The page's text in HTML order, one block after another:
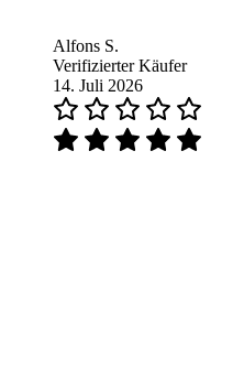
Alfons S.
Verifizierter Käufer
14. Juli 2026